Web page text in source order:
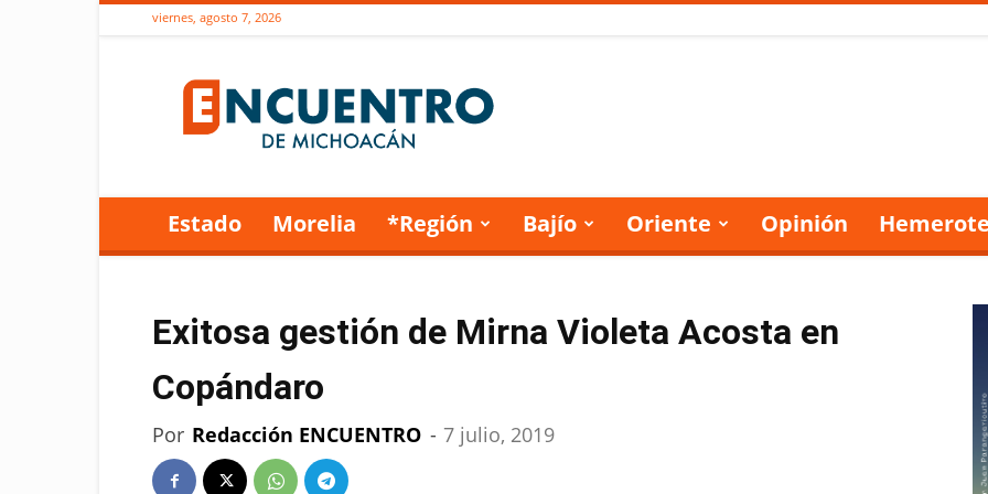
viernes, agosto 7, 2026
de
Michoacán
Estado Morelia *Región Bajío Oriente Opinión
Exitosa gestión de Mirna Violeta Acosta en
Copándaro
Por Redacción ENCUENTRO - 7 julio, 2019